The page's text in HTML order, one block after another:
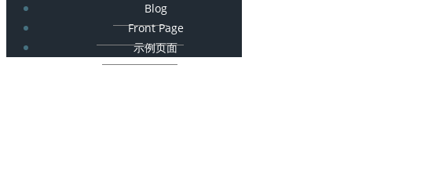
Blog
Front Page
示例页面